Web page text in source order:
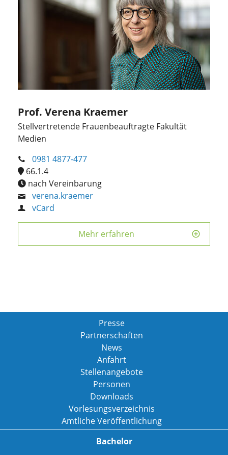
Prof. Verena Kraemer
Stellvertretende Frauenbeauftragte Fakultät
Medien
0981 4877-477
66.1.4
nach Vereinbarung
verena.kraemer
vCard
Mehr erfahren
Presse
Partnerschaften
News
Anfahrt
Stellenangebote
Personen
Downloads
Vorlesungsverzeichnis
Amtliche Veröffentlichung
Bachelor